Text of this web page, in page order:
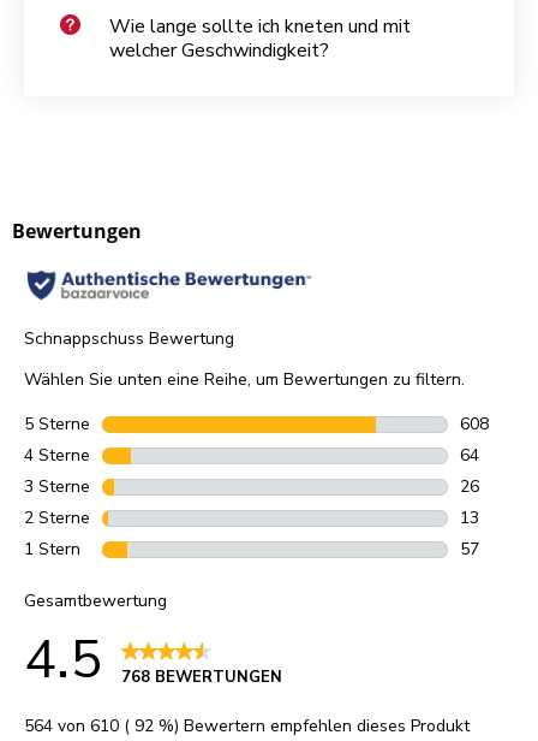
Wie lange sollte ich kneten und mit
welcher Geschwindigkeit?